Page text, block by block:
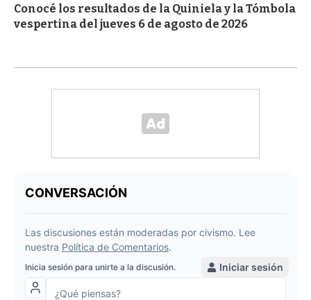
Conocé los resultados de la Quiniela y la Tómbola
vespertina del jueves 6 de agosto de 2026